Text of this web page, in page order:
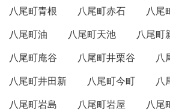
八尾町青根 八尾町赤石
八尾
八尾町油
八尾町天池
八尾町
八尾町庵谷
八尾町井栗谷
八
八尾町井田新
八尾町今町
八
八尾町岩島
八尾町岩屋
八尾